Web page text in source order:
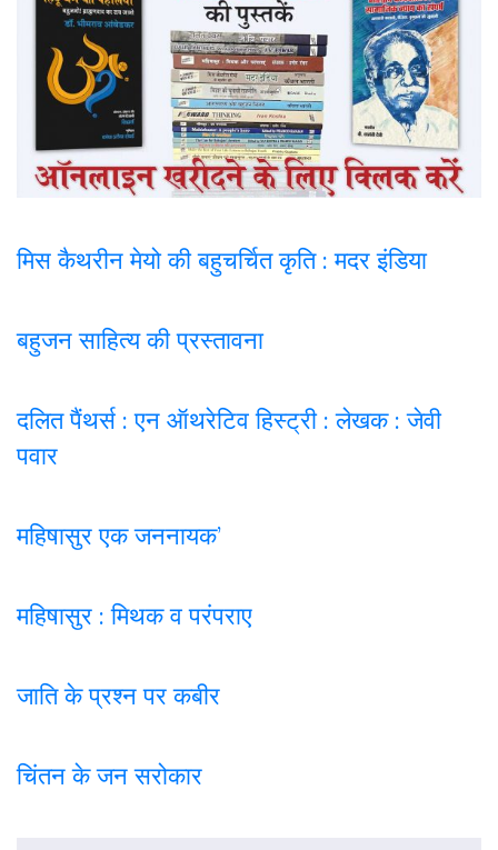
मिस कैथरीन मेयो की बहुचर्चित कृति : मदर इंडिया
बहुजन साहित्य की प्रस्तावना
दलित पैंथर्स : एन ऑथरेटिव हिस्ट्री : लेखक : जेवी
पवार
महिषासुर एक जननायक’
महिषासुर : मिथक व परंपराए
जाति के प्रश्न पर कबीर
चिंतन के जन सरोकार